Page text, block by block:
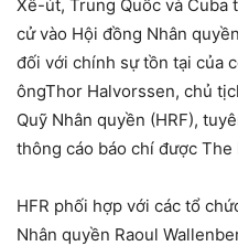
Xê-út, Trung Quốc và Cuba
cử vào Hội đồng Nhân
đối với chính sự tồn tại của
ôngThor Halvorssen, chủ
Quỹ Nhân quyền (HRF),
thông cáo báo chí được The
HFR phối hợp với các tổ
Nhân quyền Raoul